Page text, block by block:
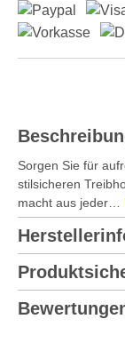
Sorgen Sie für
stilsicheren
macht aus jeder…